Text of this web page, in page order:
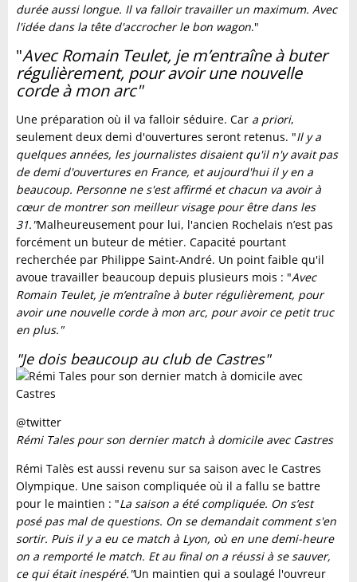
durée aussi longue. Il va falloir travailler un maximum. Avec
l'idée dans la tête d'accrocher le bon wagon."
"Avec Romain Teulet, je m’entraîne à buter
régulièrement, pour avoir une nouvelle
corde à mon arc"
Une préparation où il va falloir séduire. Car a priori,
seulement deux demi d'ouvertures seront retenus. "Il y a
quelques années, les journalistes disaient qu'il n'y avait pas
de demi d'ouvertures en France, et aujourd'hui il y en a
beaucoup. Personne ne s'est affirmé et chacun va avoir à
cœur de montrer son meilleur visage pour être dans les
31."Malheureusement pour lui, l'ancien Rochelais n’est pas
forcément un buteur de métier. Capacité pourtant
recherchée par Philippe Saint-André. Un point faible qu'il
avoue travailler beaucoup depuis plusieurs mois : "Avec
Romain Teulet, je m’entraîne à buter régulièrement, pour
avoir une nouvelle corde à mon arc, pour avoir ce petit truc
en plus."
"Je dois beaucoup au club de Castres"
@twitter
Rémi Tales pour son dernier match à domicile avec Castres
Rémi Talès est aussi revenu sur sa saison avec le Castres
Olympique. Une saison compliquée où il a fallu se battre
pour le maintien : "La saison a été compliquée. On s’est
posé pas mal de questions. On se demandait comment s'en
sortir. Puis il y a eu ce match à Lyon, où en une demi-heure
on a remporté le match. Et au final on a réussi à se sauver,
ce qui était inespéré."Un maintien qui a soulagé l'ouvreur